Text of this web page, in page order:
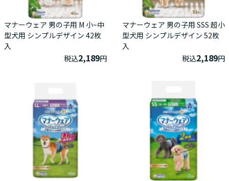
マナーウェア 男の子用 M 小~中
型犬用 シンプルデザイン 42枚
入
税込2,189円
マナーウェア 男の子用 SSS 超小
型犬用 シンプルデザイン 52枚
入
税込2,189円